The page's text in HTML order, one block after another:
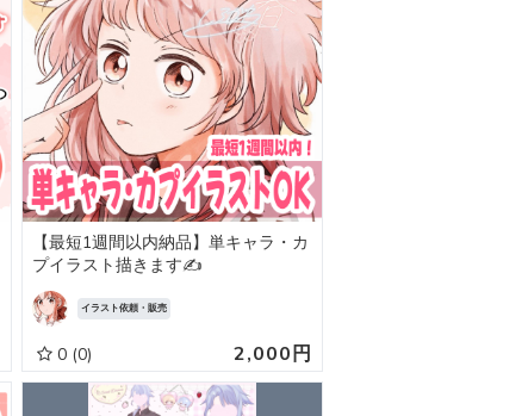
【最短1週間以内納品】単キャラ・カ
プイラスト描きます✍️
イラスト依頼・販売
0 (0) 2,000円